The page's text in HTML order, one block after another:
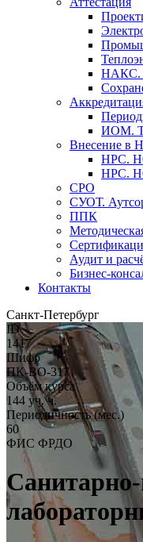
НАКС.
ИОМ.
Внесение в
НРС.
НРС.
СРО
СУОТ.
ППК
Аудит и
Бизнес-
Контакты
Санкт-Петербург
ID
1417
Шифр
ПК-ВО-317
Объём курса
144 уч. ч.
Периодичность (мес.)
60
ФИС ФРДО